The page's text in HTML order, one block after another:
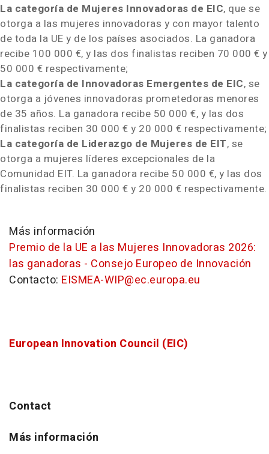
La categoría de Mujeres Innovadoras de EIC, que se
otorga a las mujeres innovadoras y con mayor talento
de toda la UE y de los países asociados. La ganadora
recibe 100 000 €, y las dos finalistas reciben 70 000 € y
50 000 € respectivamente;
La categoría de Innovadoras Emergentes de EIC, se
otorga a jóvenes innovadoras prometedoras menores
de 35 años. La ganadora recibe 50 000 €, y las dos
finalistas reciben 30 000 € y 20 000 € respectivamente;
La categoría de Liderazgo de Mujeres de EIT, se
otorga a mujeres líderes excepcionales de la
Comunidad EIT. La ganadora recibe 50 000 €, y las dos
finalistas reciben 30 000 € y 20 000 € respectivamente.
Más información
Premio de la UE a las Mujeres Innovadoras 2026:
las ganadoras - Consejo Europeo de Innovación
Contacto: EISMEA-WIP@ec.europa.eu
European Innovation Council (EIC)
Contact
Más información